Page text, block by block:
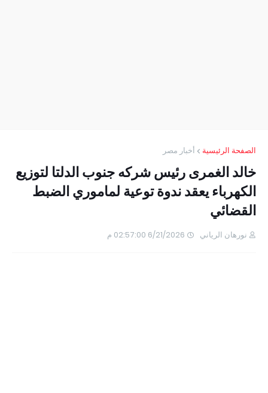
الصفحة الرئيسية أخبار مصر
خالد الغمرى رئيس شركه جنوب الدلتا لتوزيع
الكهرباء يعقد ندوة توعية لماموري الضبط
القضائي
نورهان الرياني 6/21/2026 02:57:00 م